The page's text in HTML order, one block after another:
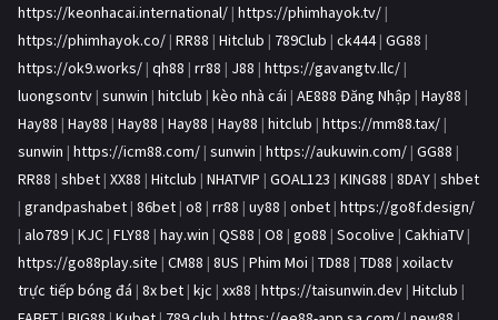
https://keonhacai.international/ | https://phimhayok.tv/ |
https://phimhayok.co/ | RR88 | Hitclub | 789Club | ck444| GG88 |
https://ok9.works/ | qh88 | rr88 | J88 | https://gavangtv.llc/ |
luongsontv | sunwin | hitclub | kèo nhà cái | AE888 Đăng Nhập | Hay88 |
Hay88 | Hay88 | Hay88 | Hay88 | Hay88 | hitclub | https://mm88.tax/ |
sunwin | https://icm88.com/ | sunwin | https://aukuwin.com/ | GG88 |
RR88 | shbet | XX88 | Hitclub | NHATVIP | GOAL123 | KING88 | 8DAY | shbet
| grandpashabet | 86bet | o8 | rr88 | uy88 | onbet | https://go8f.design/
| alo789 | KJC | FLY88 | hay.win | QS88 | O8 | go88 | Socolive | CakhiaTV |
https://go88play.site | CM88 | 8US | Phim Moi | TD88 | TD88 | xoilactv
trực tiếp bóng đá | 8x bet | kjc | xx88 | https://taisunwin.dev | Hitclub |